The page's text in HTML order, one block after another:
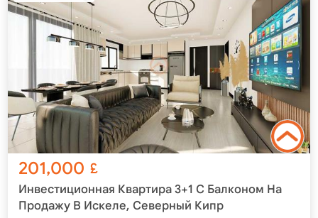
201,000 £
Инвестиционная Квартира 3+1 С Балконом На
Продажу В Искеле, Северный Кипр